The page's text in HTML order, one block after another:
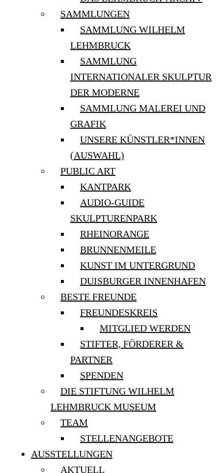
SAMMLUNGEN
SAMMLUNG WILHELM
LEHMBRUCK
SAMMLUNG
INTERNATIONALER SKULPTUR
DER MODERNE
SAMMLUNG MALEREI UND
GRAFIK
UNSERE KÜNSTLER*INNEN
(AUSWAHL)
PUBLIC ART
KANTPARK
AUDIO-GUIDE
SKULPTURENPARK
RHEINORANGE
BRUNNENMEILE
KUNST IM UNTERGRUND
DUISBURGER INNENHAFEN
BESTE FREUNDE
FREUNDESKREIS
MITGLIED WERDEN
STIFTER, FÖRDERER &
PARTNER
SPENDEN
DIE STIFTUNG WILHELM
LEHMBRUCK MUSEUM
TEAM
STELLENANGEBOTE
AUSSTELLUNGEN
AKTUELL